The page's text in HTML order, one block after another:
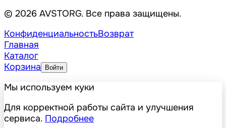
© 2026 AVSTORG. Все права защищены.
КонфиденциальностьВозврат
Главная
Каталог
Корзина
Войти
Мы используем куки
Для корректной работы сайта и улучшения
сервиса. Подробнее